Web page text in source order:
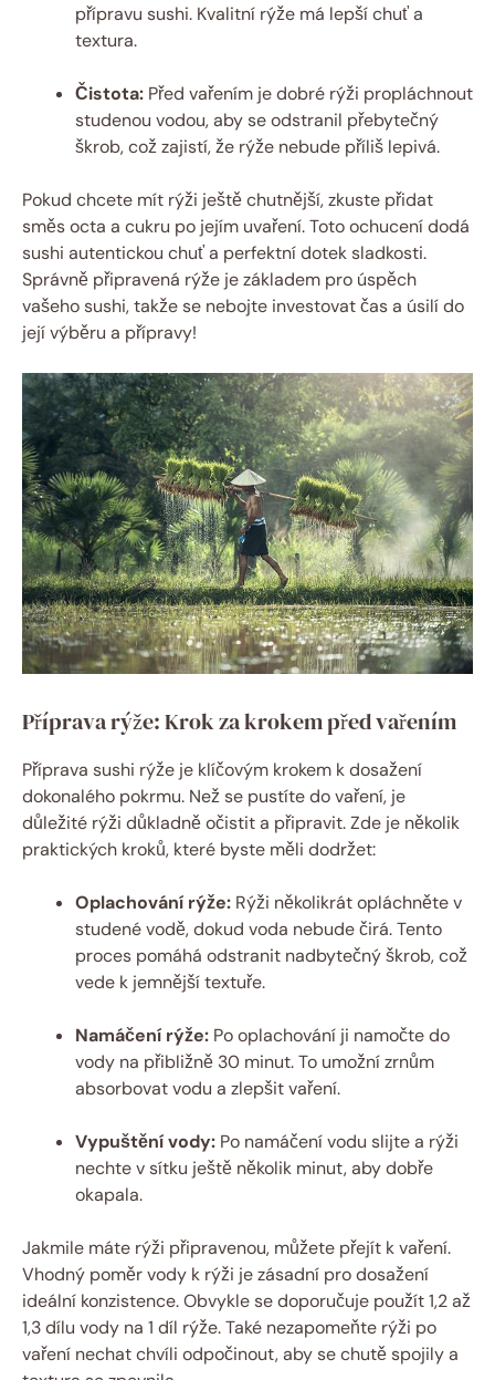
přípravu sushi. Kvalitní rýže má lepší chuť a
textura.
Čistota: Před vařením je dobré rýži propláchnout
studenou vodou, aby se odstranil přebytečný
škrob, což zajistí, že rýže nebude příliš lepivá.
Pokud chcete mít rýži ještě chutnější, zkuste přidat
směs octa a cukru po jejím uvaření. Toto ochucení dodá
sushi autentickou chuť a perfektní dotek sladkosti.
Správně připravená rýže je základem pro úspěch
vašeho sushi, takže se nebojte investovat čas a úsilí do
její výběru a přípravy!
Příprava rýže: Krok za krokem před vařením
Příprava sushi rýže je klíčovým krokem k dosažení
dokonalého pokrmu. Než se pustíte do vaření, je
důležité rýži důkladně očistit a připravit. Zde je několik
praktických kroků, které byste měli dodržet:
Oplachování rýže: Rýži několikrát opláchněte v
studené vodě, dokud voda nebude čirá. Tento
proces pomáhá odstranit nadbytečný škrob, což
vede k jemnější textuře.
Namáčení rýže: Po oplachování ji namočte do
vody na přibližně 30 minut. To umožní zrnům
absorbovat vodu a zlepšit vaření.
Vypuštění vody: Po namáčení vodu slijte a rýži
nechte v sítku ještě několik minut, aby dobře
okapala.
Jakmile máte rýži připravenou, můžete přejít k vaření.
Vhodný poměr vody k rýži je zásadní pro dosažení
ideální konzistence. Obvykle se doporučuje použít 1,2 až
1,3 dílu vody na 1 díl rýže. Také nezapomeňte rýži po
vaření nechat chvíli odpočinout, aby se chutě spojily a